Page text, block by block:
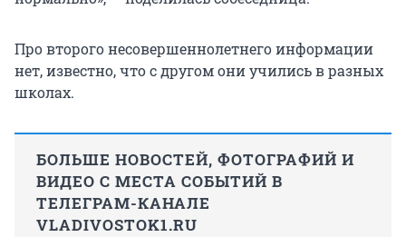
Про второго несовершеннолетнего информации
нет, известно, что с другом они учились в разных
школах.
БОЛЬШЕ НОВОСТЕЙ, ФОТОГРАФИЙ И
ВИДЕО С МЕСТА СОБЫТИЙ В
ТЕЛЕГРАМ-КАНАЛЕ
VLADIVOSTOK1.RU